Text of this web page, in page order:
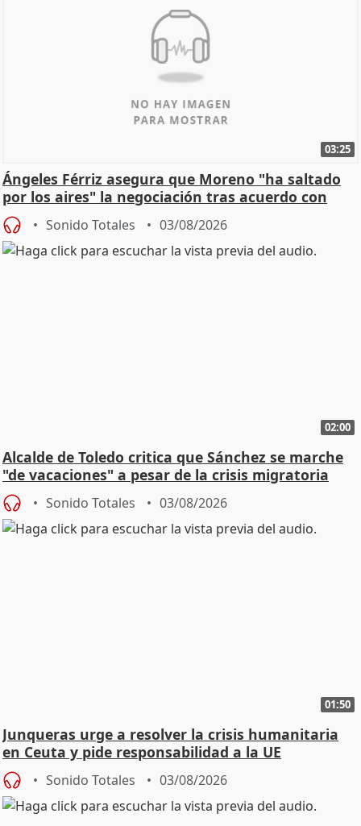
03:25
Ángeles Férriz asegura que Moreno "ha saltado
por los aires" la negociación tras acuerdo con
SMA
Sonido Totales 03/08/2026
02:00
Alcalde de Toledo critica que Sánchez se marche
"de vacaciones" a pesar de la crisis migratoria
Sonido Totales 03/08/2026
01:50
Junqueras urge a resolver la crisis humanitaria
en Ceuta y pide responsabilidad a la UE
Sonido Totales 03/08/2026